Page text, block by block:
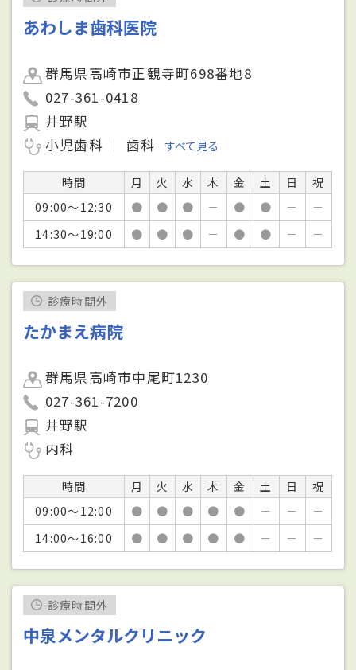
あわしま歯科医院
群馬県高崎市正観寺町698番地8
027-361-0418
井野駅
小児歯科
歯科 すべて見る
時間 月 火 水 木 金 土 日
祝
09:00～12:30
● ● ● － ● ● －
－
14:30～19:00
● ● ● － ● ● － －
診療時間外
たかまえ病院
群馬県高崎市中尾町1230
027-361-7200
井野駅
内科
時間 月 火 水 木 金 土 日
祝
09:00～12:00
● ● ● ● ● － －
－
14:00～16:00
● ● ● ● ● － － －
診療時間外
中泉メンタルクリニック